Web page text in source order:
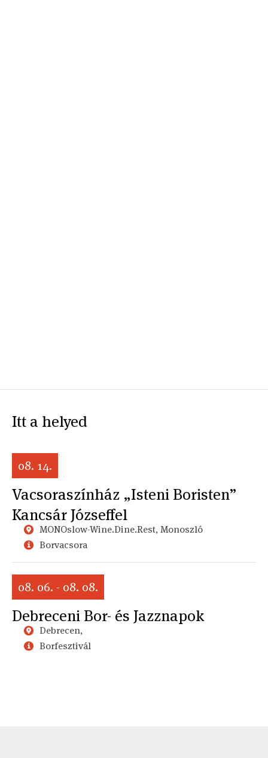
Itt a helyed
08. 14.
Vacsoraszínház „Isteni Boristen”
Kancsár Józseffel
MONOslow-Wine.Dine.Rest, Monoszló
Borvacsora
08. 06. - 08. 08.
Debreceni Bor- és Jazznapok
Debrecen,
Borfesztivál